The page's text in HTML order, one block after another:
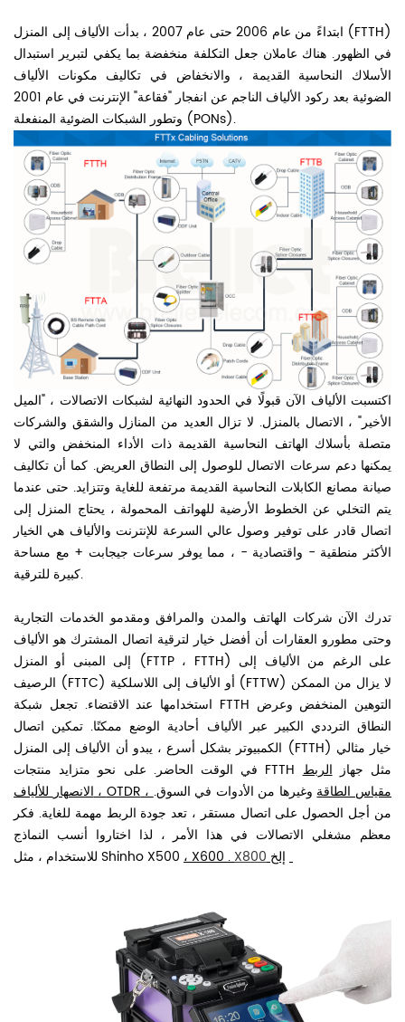
ابتداءً من عام 2006 حتى عام 2007 ، بدأت الألياف إلى المنزل (FTTH)
في الظهور. هناك عاملان جعل التكلفة منخفضة بما يكفي لتبرير استبدال
الأسلاك النحاسية القديمة ، والانخفاض في تكاليف مكونات الألياف
الضوئية بعد ركود الألياف الناجم عن انفجار "فقاعة" الإنترنت في عام 2001
وتطور الشبكات الضوئية المنفعلة (PONs).
اكتسبت الألياف الآن قبولًا في الحدود النهائية لشبكات الاتصالات ، "الميل
الأخير" ، الاتصال بالمنزل. لا تزال العديد من المنازل والشقق والشركات
متصلة بأسلاك الهاتف النحاسية القديمة ذات الأداء المنخفض والتي لا
يمكنها دعم سرعات الاتصال للوصول إلى النطاق العريض. كما أن تكاليف
صيانة مصانع الكابلات النحاسية القديمة مرتفعة للغاية وتتزايد. حتى عندما
يتم التخلي عن الخطوط الأرضية للهواتف المحمولة ، يحتاج المنزل إلى
اتصال قادر على توفير وصول عالي السرعة للإنترنت والألياف هي الخيار
الأكثر منطقية - واقتصادية - ، مما يوفر سرعات جيجابت + مع مساحة
كبيرة للترقية.
تدرك الآن شركات الهاتف والمدن والمرافق ومقدمو الخدمات التجارية
وحتى مطورو العقارات أن أفضل خيار لترقية اتصال المشترك هو الألياف
إلى المبنى أو المنزل (FTTP ، FTTH) على الرغم من الألياف إلى
الرصيف (FTTC) أو الألياف إلى اللاسلكية (FTTW) لا يزال من الممكن
استخدامها عند الاقتضاء. تجعل شبكة FTTH التوهين المنخفض وعرض
النطاق الترددي الكبير عبر الألياف أحادية الوضع ممكنًا. تمكين اتصال
الكمبيوتر بشكل أسرع ، يبدو أن الألياف إلى المنزل (FTTH) خيار مثالي
في الوقت الحاضر. على نحو متزايد منتجات FTTH مثل جهاز الربط
الانصهار للألياف ، OTDR ، مقياس الطاقة وغيرها من الأدوات في السوق.
من أجل الحصول على اتصال مستقر ، تعد جودة الربط مهمة للغاية. فكر
معظم مشغلي الاتصالات في هذا الأمر ، لذا اختاروا أنسب النماذج
Shinho X500 ، X600 . X800 إلخ